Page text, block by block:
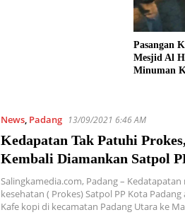
Pasangan
Mesjid Al
Minuman
News, Padang 13/09/2021 6:46 AM
Kedapatan Tak Patuhi
Kembali Diamankan Satpol
Salingkamedia.com, Padang –
kesehatan ( Prokes) Satpol PP Kota
Kafe kopi di kecamatan Padang Utara ke